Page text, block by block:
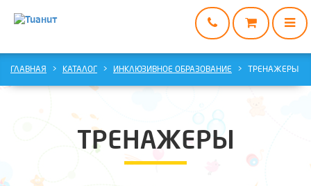
ГЛАВНАЯ
ОПЛАТА
ГЛАВНАЯ КАТАЛОГ ИНКЛЮЗИВНОЕ ОБРАЗОВАНИЕ ТРЕНАЖЕРЫ
ТРЕНАЖЕРЫ